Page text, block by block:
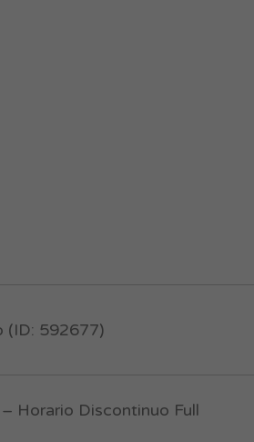
(ID: 592677)
Horario Discontinuo Full